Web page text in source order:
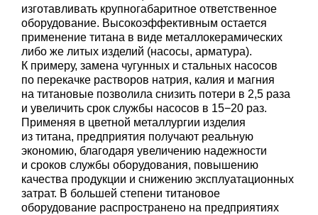
изготавливать крупногабаритное ответственное
оборудование. Высокоэффективным остается
применение титана в виде металлокерамических
либо же литых изделий (насосы, арматура).
К примеру, замена чугунных и стальных насосов
по перекачке растворов натрия, калия и магния
на титановые позволила снизить потери в 2,5 раза
и увеличить срок службы насосов в 15−20 раз.
Применяя в цветной металлургии изделия
из титана, предприятия получают реальную
экономию, благодаря увеличению надежности
и сроков службы оборудования, повышению
качества продукции и снижению эксплуатационных
затрат. В большей степени титановое
оборудование распространено на предприятиях